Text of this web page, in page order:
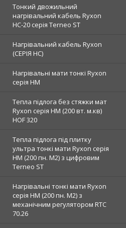
Тонкий двожильний
нагрівальний кабель Ryxon
HC-20 серія Terneo ST
Нагрівальний кабель Ryxon
(СЕРІЯ НС)
Нагрівальні мати тонкі Ryxon
серія НМ
Тепла підлога без стяжки мат
Ryxon серія НМ (200 вт. м.кв)
HOF 320
Тепла підлога під плитку
ультра тонкі мати Ryxon серія
НМ (200 пн. М2) з цифровим
Terneo ST
Нагрівальні тонкі мати Ryxon
серія НМ (200 пн. М2) з
механічним регулятором RTC
70.26